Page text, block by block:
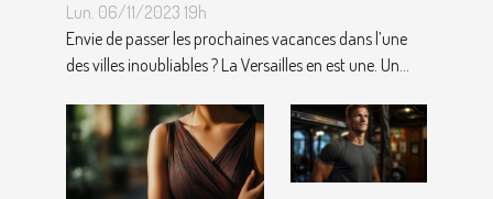
Lun. 06/11/2023 19h
Envie de passer les prochaines vacances dans l’une
des villes inoubliables ? La Versailles en est une. Un...